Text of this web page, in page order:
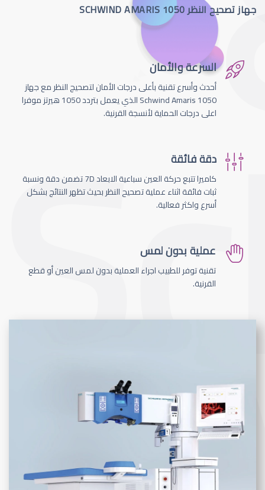
جهاز تصحيح النظر SCHWIND AMARIS 1050
السرعة والأمان
أحدث وأسرع تقنية بأعلى درجات الأمان لتصحيج النظر مع جهاز
Schwind Amaris 1050 الذي يعمل بتردد 1050 هيرتز موفرا
اعلى درجات الحماية لأنسجة القرنية.
دقة فائقة
كاميرا تتبع حركة العين سباعية الابعاد 7D تضمن دقة ونسبة
ثبات فائقة اثناء عملية تصحيح النظر بحيث تظهر النتائج بشكل
أسرع واكثر فعالية.
عملية بدون لمس
تقنية توفر للطبيب اجراء العملية بدون لمس العين أو قطع
القرنية.